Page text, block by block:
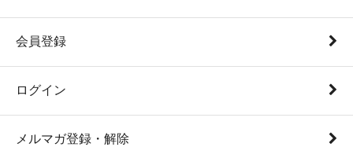
会員登録
ログイン
メルマガ登録・解除